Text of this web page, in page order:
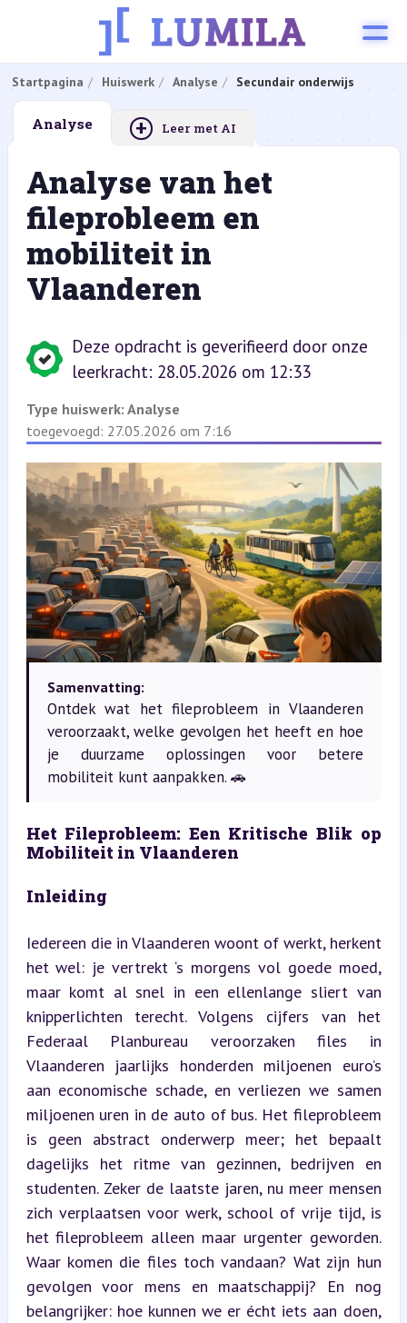
Startpagina Huiswerk Analyse Secundair onderwijs
Analyse + Leer met AI
Analyse van het
fileprobleem en
mobiliteit in
Vlaanderen
Deze opdracht is geverifieerd door onze
leerkracht: 28.05.2026 om 12:33
Type huiswerk: Analyse
toegevoegd: 27.05.2026 om 7:16
Samenvatting:
Ontdek wat het fileprobleem in Vlaanderen
veroorzaakt, welke gevolgen het heeft en hoe
je duurzame oplossingen voor betere
mobiliteit kunt aanpakken. 🚗
Het Fileprobleem: Een Kritische Blik op
Mobiliteit in Vlaanderen
Inleiding
Iedereen die in Vlaanderen woont of werkt, herkent
het wel: je vertrekt ‘s morgens vol goede moed,
maar komt al snel in een ellenlange sliert van
knipperlichten terecht. Volgens cijfers van het
Federaal Planbureau veroorzaken files in
Vlaanderen jaarlijks honderden miljoenen euro’s
aan economische schade, en verliezen we samen
miljoenen uren in de auto of bus. Het fileprobleem
is geen abstract onderwerp meer; het bepaalt
dagelijks het ritme van gezinnen, bedrijven en
studenten. Zeker de laatste jaren, nu meer mensen
zich verplaatsen voor werk, school of vrije tijd, is
het fileprobleem alleen maar urgenter geworden.
Waar komen die files toch vandaan? Wat zijn hun
gevolgen voor mens en maatschappij? En nog
belangrijker: hoe kunnen we er écht iets aan doen,